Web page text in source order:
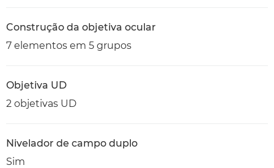
Construção da objetiva ocular
7 elementos em 5 grupos
Objetiva UD
2 objetivas UD
Nivelador de campo duplo
Sim